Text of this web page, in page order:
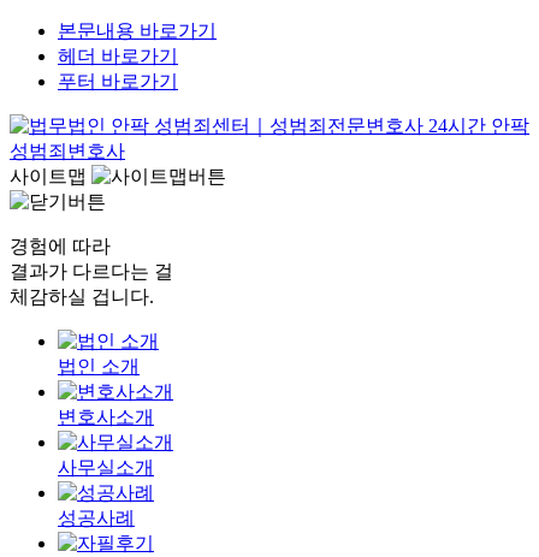
본문내용 바로가기
헤더 바로가기
푸터 바로가기
사이트맵
경험에 따라
결과가 다르다는 걸
체감하실 겁니다.
법인 소개
변호사소개
사무실소개
성공사례